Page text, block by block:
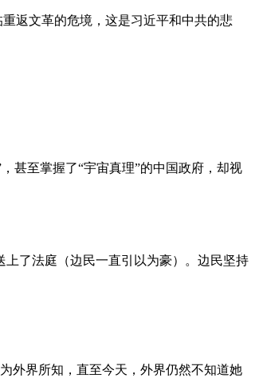
返文革的危境，这是习近平和中共的悲
甚至掌握了“宇宙真理”的中国政府，却视
了法庭（边民一直引以为豪）。边民坚持
外界所知，直至今天，外界仍然不知道她